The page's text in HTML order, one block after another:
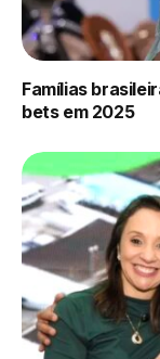
Famílias
bets em 2025